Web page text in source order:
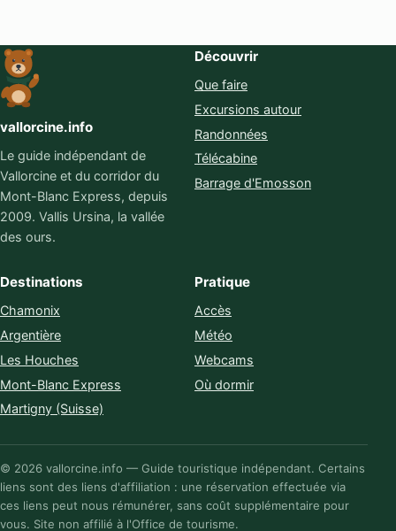
vallorcine.info
Le guide indépendant de
Vallorcine et du corridor du
Mont-Blanc Express, depuis
2009. Vallis Ursina, la vallée
des ours.
Découvrir
Que faire
Excursions autour
Randonnées
Télécabine
Barrage d'Emosson
Destinations
Chamonix
Argentière
Les Houches
Mont-Blanc Express
Martigny (Suisse)
Pratique
Accès
Météo
Webcams
Où dormir
© 2026 vallorcine.info — Guide touristique indépendant. Certains
liens sont des liens d'affiliation : une réservation effectuée via
ces liens peut nous rémunérer, sans coût supplémentaire pour
vous. Site non affilié à l'Office de tourisme.